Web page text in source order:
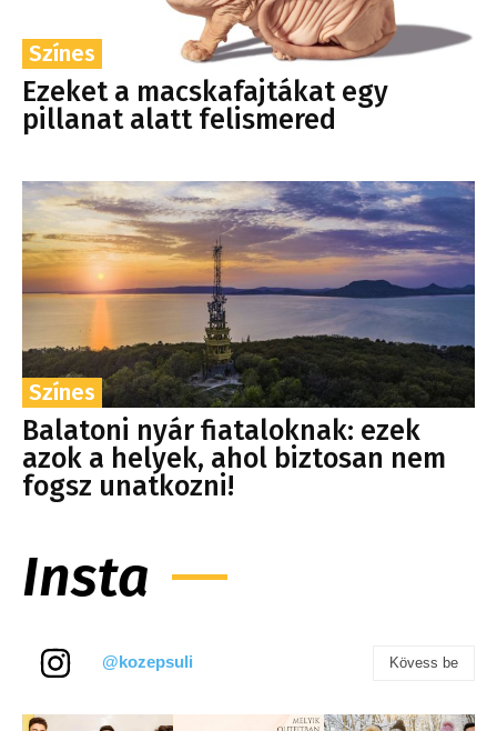
Színes
Ezeket a macskafajtákat egy
pillanat alatt felismered
Színes
Balatoni nyár fiataloknak: ezek
azok a helyek, ahol biztosan nem
fogsz unatkozni!
Insta
@kozepsuli Kövess be